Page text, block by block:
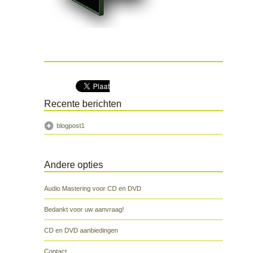
Recente berichten
blogpost1
Andere opties
Audio Mastering voor CD en DVD
Bedankt voor uw aanvraag!
CD en DVD aanbiedingen
Contact